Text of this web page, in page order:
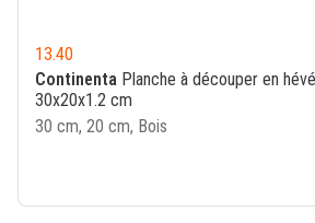
13.40
Continenta Planche à découper en
30x20x1.2 cm
30 cm, 20 cm, Bois